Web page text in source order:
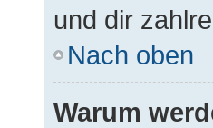
und dir
Nach oben
Warum